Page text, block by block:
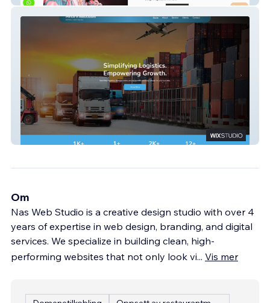
Prince USA
Om
Nas Web Studio is a creative design studio with over 4
years of expertise in web design, branding, and digital
services. We specialize in building clean, high-
performing websites that not only look vi... Vis mer